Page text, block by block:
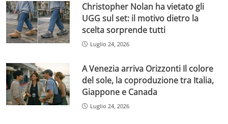
Christopher Nolan ha vietato gli
UGG sul set: il motivo dietro la
scelta sorprende tutti
Luglio 24, 2026
A Venezia arriva Orizzonti Il colore
del sole, la coproduzione tra Italia,
Giappone e Canada
Luglio 24, 2026